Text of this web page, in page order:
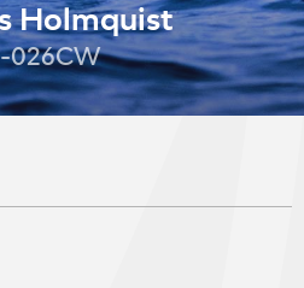
Holmquist
026CW